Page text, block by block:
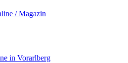
/ Magazin
in Vorarlberg